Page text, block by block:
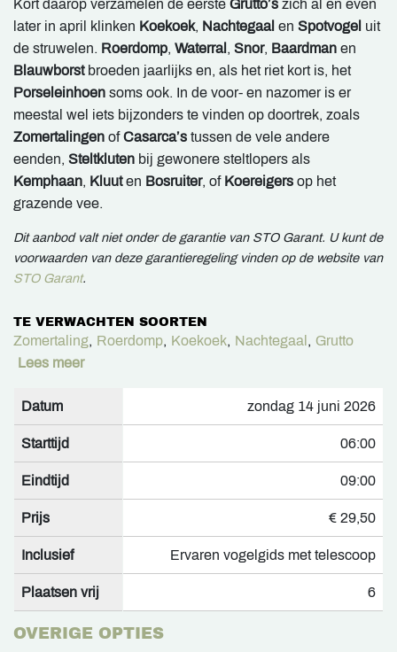
Kort daarop verzamelen de eerste Grutto’s zich al en even
later in april klinken Koekoek, Nachtegaal en Spotvogel uit
de struwelen. Roerdomp, Waterral , Snor, Baardman en
Blauwborstbroeden jaarlijks en, als het riet kort is, het
Porseleinhoen soms ook. In de voor- en nazomer is er
meestal wel iets bijzonders te vinden op doortrek, zoals
Zomertalingen ofCasarca’s tussen de vele andere
eenden, Steltkluten bij gewonere steltlopers als
Kemphaan, Kluuten Bosruiter, of Koereigers op het
grazende vee.
Dit aanbod valt niet onder de garantie van STO Garant. U kunt de
voorwaarden van deze garantieregeling vinden op de website van
STO Garant.
TE VERWACHTEN SOORTEN
Zomertaling, Roerdomp, Koekoek, Nachtegaal , Grutto
Lees meer
Datum zondag 14 juni 2026
Starttijd 06:00
Eindtijd 09:00
Prijs € 29,50
Inclusief Ervaren vogelgids met telescoop
Plaatsen vrij 6
OVERIGE OPTIES